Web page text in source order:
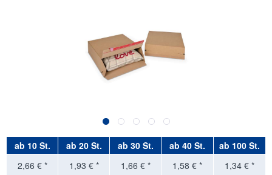
ab 10 St. ab 20 St. ab 30 St. ab 40 St. ab 100 St.
2,66 € *
1,93 € * 1,66 € * 1,58 € * 1,34 € *